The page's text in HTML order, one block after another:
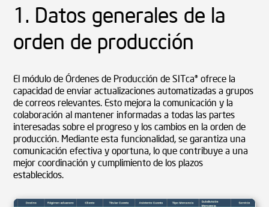
1. Datos generales de la
orden de producción
El módulo de Órdenes de Producción de SITca® ofrece la
capacidad de enviar actualizaciones automatizadas a grupos
de correos relevantes. Esto mejora la comunicación y la
colaboración al mantener informadas a todas las partes
interesadas sobre el progreso y los cambios en la orden de
producción. Mediante esta funcionalidad, se garantiza una
comunicación efectiva y oportuna, lo que contribuye a una
mejor coordinación y cumplimiento de los plazos
establecidos.